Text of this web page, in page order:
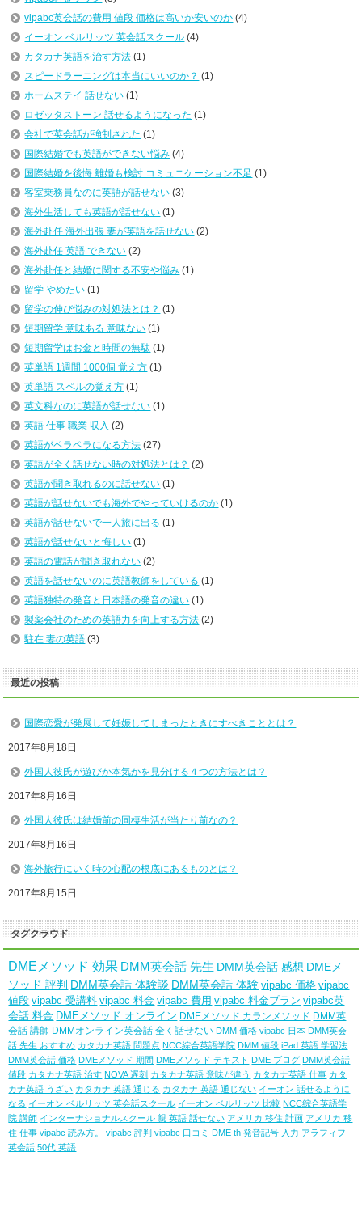
vipabc英会話の費用 値段 価格は高いか安いのか (4)
イーオン ベルリッツ 英会話スクール (4)
カタカナ英語を治す方法 (1)
スピードラーニングは本当にいいのか？ (1)
ホームステイ 話せない (1)
ロゼッタストーン 話せるようになった (1)
会社で英会話が強制された (1)
国際結婚でも英語ができない悩み (4)
国際結婚を後悔 離婚も検討 コミュニケーション不足 (1)
客室乗務員なのに英語が話せない (3)
海外生活しても英語が話せない (1)
海外赴任 海外出張 妻が英語を話せない (2)
海外赴任 英語 できない (2)
海外赴任と結婚に関する不安や悩み (1)
留学 やめたい (1)
留学の伸び悩みの対処法とは？ (1)
短期留学 意味ある 意味ない (1)
短期留学はお金と時間の無駄 (1)
英単語 1週間 1000個 覚え方 (1)
英単語 スペルの覚え方 (1)
英文科なのに英語が話せない (1)
英語 仕事 職業 収入 (2)
英語がペラペラになる方法 (27)
英語が全く話せない時の対処法とは？ (2)
英語が聞き取れるのに話せない (1)
英語が話せないでも海外でやっていけるのか (1)
英語が話せないで一人旅に出る (1)
英語が話せないと悔しい (1)
英語の電話が聞き取れない (2)
英語を話せないのに英語教師をしている (1)
英語独特の発音と日本語の発音の違い (1)
製薬会社のための英語力を向上する方法 (2)
駐在 妻の英語 (3)
最近の投稿
国際恋愛が発展して妊娠してしまったときにすべきこととは？
2017年8月18日
外国人彼氏が遊びか本気かを見分ける４つの方法とは？
2017年8月16日
外国人彼氏は結婚前の同棲生活が当たり前なの？
2017年8月16日
海外旅行にいく時の心配の根底にあるものとは？
2017年8月15日
タグクラウド
DMEメソッド 効果 DMM英会話 先生 DMM英会話 感想 DMEメ
ソッド 評判 DMM英会話 体験談 DMM英会話 体験 vipabc 価格 vipabc
値段 vipabc 受講料 vipabc 料金 vipabc 費用 vipabc 料金プラン vipabc英
会話 料金 DMEメソッド オンライン DMEメソッド カランメソッド DMM英
会話 講師 DMMオンライン英会話 全く話せない DMM 価格 vipabc 日本 DMM英会
話 先生 おすすめ カタカナ英語 問題点 NCC綜合英語学院 DMM 値段 iPad 英語 学習法
DMM英会話 価格 DMEメソッド 期間 DMEメソッド テキスト DME ブログ DMM英会話
値段 カタカナ英語 治す NOVA 遅刻 カタカナ英語 意味が違う カタカナ英語 仕事 カタ
カナ英語 うざい カタカナ 英語 通じる カタカナ 英語 通じない イーオン 話せるように
なる イーオン ベルリッツ 英会話スクール イーオン ベルリッツ 比較 NCC綜合英語学
院 講師 インターナショナルスクール 親 英語 話せない アメリカ 移住 計画 アメリカ 移
住 仕事 vipabc 読み方。 vipabc 評判 vipabc 口コミ DME th 発音記号 入力 アラフィフ
英会話 50代 英語